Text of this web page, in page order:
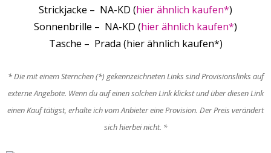
Strickjacke – NA-KD (hier ähnlich kaufen*)
Sonnenbrille – NA-KD (hier ähnlich kaufen*)
Tasche – Prada (hier ähnlich kaufen*)
* Die mit einem Sternchen (*) gekennzeichneten Links sind Provisionslinks auf
externe Angebote. Wenn du auf einen solchen Link klickst und über diesen Link
einen Kauf tätigst, erhalte ich vom Anbieter eine Provision. Der Preis verändert
sich hierbei nicht. *